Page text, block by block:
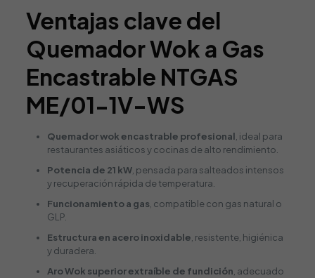
Ventajas clave del
Quemador Wok a Gas
Encastrable NTGAS
ME/01-1V-WS
Quemador wok encastrable profesional , ideal para
restaurantes asiáticos y cocinas de alto rendimiento.
Potencia de 21 kW, pensada para salteados intensos
y recuperación rápida de temperatura.
Funcionamiento a gas , compatible con gas natural o
GLP.
Estructura en acero inoxidable , resistente, higiénica
y duradera.
Aro Wok superior extraíble de fundición , adecuado